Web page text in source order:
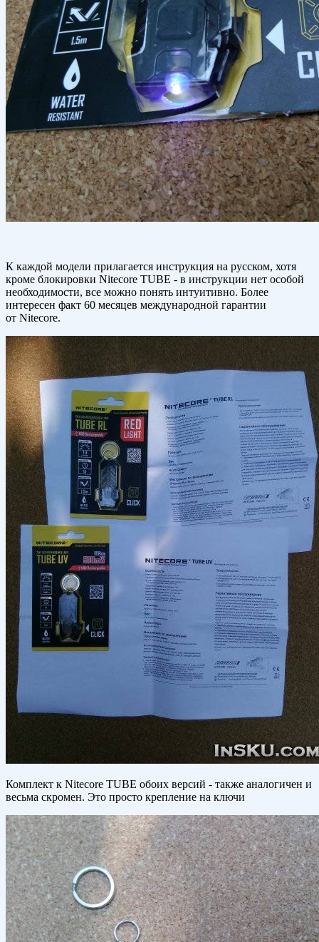
К каждой модели прилагается инструкция на русском, хотя
кроме блокировки Nitecore TUBE - в инструкции нет особой
необходимости, все можно понять интуитивно. Более
интересен факт 60 месяцев международной гарантии
от Nitecore.
Комплект к Nitecore TUBE обоих версий - также аналогичен и
весьма скромен. Это просто крепление на ключи